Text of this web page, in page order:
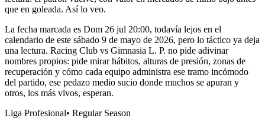
que en goleada. Así lo veo.
La fecha marcada es Dom 26 jul 20:00, todavía lejos en el
calendario de este sábado 9 de mayo de 2026, pero lo táctico ya deja
una lectura. Racing Club vs Gimnasia L. P. no pide adivinar
nombres propios: pide mirar hábitos, alturas de presión, zonas de
recuperación y cómo cada equipo administra ese tramo incómodo
del partido, ese pedazo medio sucio donde muchos se apuran y
otros, los más vivos, esperan.
Liga Profesional• Regular Season